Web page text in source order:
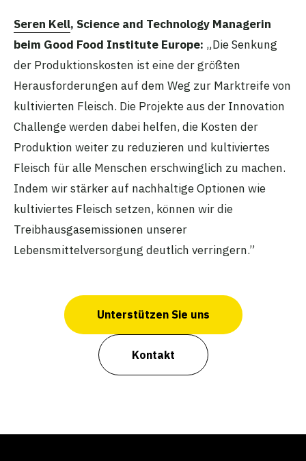
Seren Kell, Science and Technology Managerin
beim Good Food Institute Europe: „Die Senkung
der Produktionskosten ist eine der größten
Herausforderungen auf dem Weg zur Marktreife von
kultivierten Fleisch. Die Projekte aus der Innovation
Challenge werden dabei helfen, die Kosten der
Produktion weiter zu reduzieren und kultiviertes
Fleisch für alle Menschen erschwinglich zu machen.
Indem wir stärker auf nachhaltige Optionen wie
kultiviertes Fleisch setzen, können wir die
Treibhausgasemissionen unserer
Lebensmittelversorgung deutlich verringern.”
Unterstützen Sie uns
Kontakt